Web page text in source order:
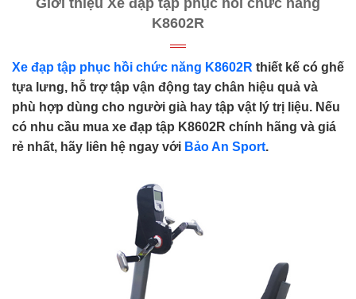
K8602R
Xe đạp tập phục hồi chức năng K8602R thiết kế có ghế
tựa lưng, hỗ trợ tập vận động tay chân hiệu quả và
phù hợp dùng cho người già hay tập vật lý trị liệu. Nếu
có nhu cầu mua xe đạp tập K8602R chính hãng và giá
rẻ nhất, hãy liên hệ ngay với Bảo An Sport.